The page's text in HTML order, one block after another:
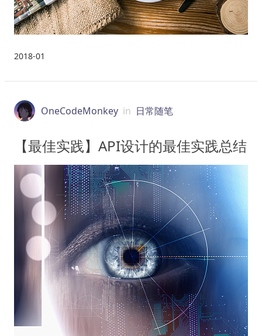
2018-01
OneCodeMonkey in 日常随笔
【最佳实践】API设计的最佳实践总结